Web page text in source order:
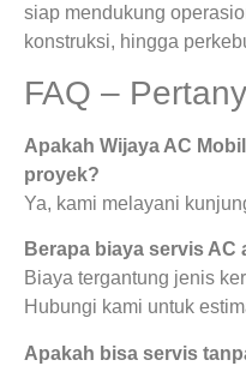
siap mendukung
konstruksi, hingga
FAQ –
Apakah Wijaya AC
proyek?
Ya, kami melayani
Berapa biaya servis AC
Biaya tergantung jenis
Hubungi kami untuk
Apakah bisa servis